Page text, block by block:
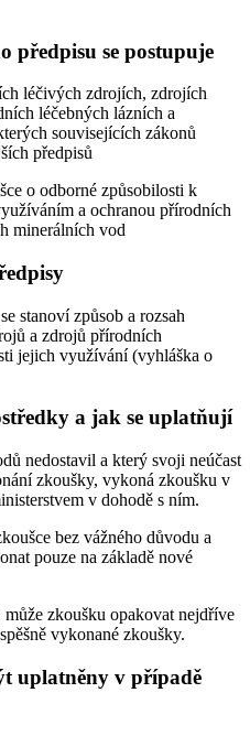
předpisu se postupuje
léčivých zdrojích, zdrojích
léčebných lázních a
souvisejících zákonů
předpisů
o odborné způsobilosti k
a ochranou přírodních
minerálních vod
stanoví způsob a rozsah
a zdrojů přírodních
jejich využívání (vyhláška o
a jak se uplatňují
nedostavil a který svoji neúčast
zkoušky, vykoná zkoušku v
v dohodě s ním.
bez vážného důvodu a
pouze na základě nové
zkoušku opakovat nejdříve
vykonané zkoušky.
uplatněny v případě